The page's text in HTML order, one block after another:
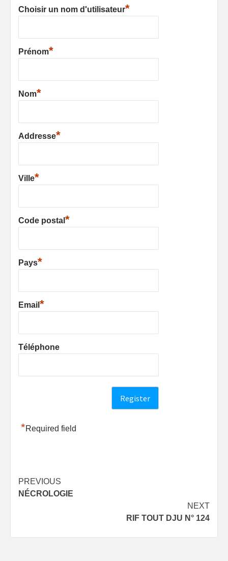
Choisir un nom d'utilisateur*
Prénom*
Nom*
Addresse*
Ville*
Code postal *
Pays*
Email *
Téléphone
*Required field
Post
navigation
PREVIOUS
NÉCROLOGIE
NEXT
RIF TOUT DJU N° 124